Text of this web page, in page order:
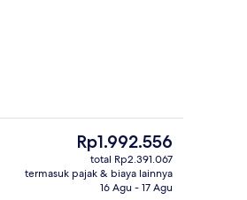
suara, dan setrika/meja setrika
Melayani sarapan, makan siang, dan
Harga
saat
ini
Rp1.992.556
Rp1.992.556
total Rp2.391.067
termasuk pajak & biaya lainnya
16 Agu - 17 Agu